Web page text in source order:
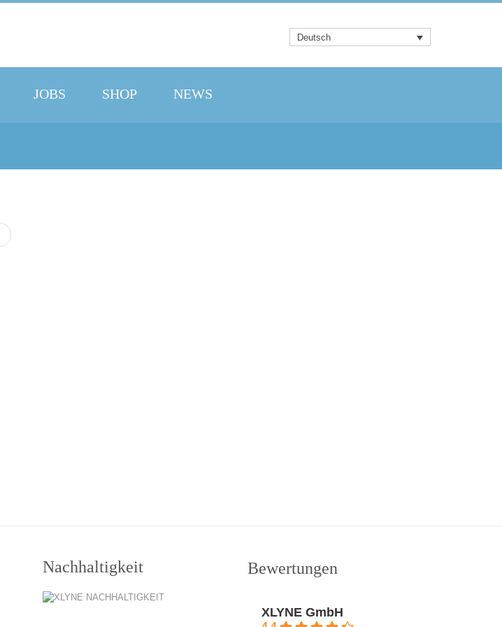
Deutsch
JOBS SHOP NEWS
Nachhaltigkeit Bewertungen
XLYNE GmbH